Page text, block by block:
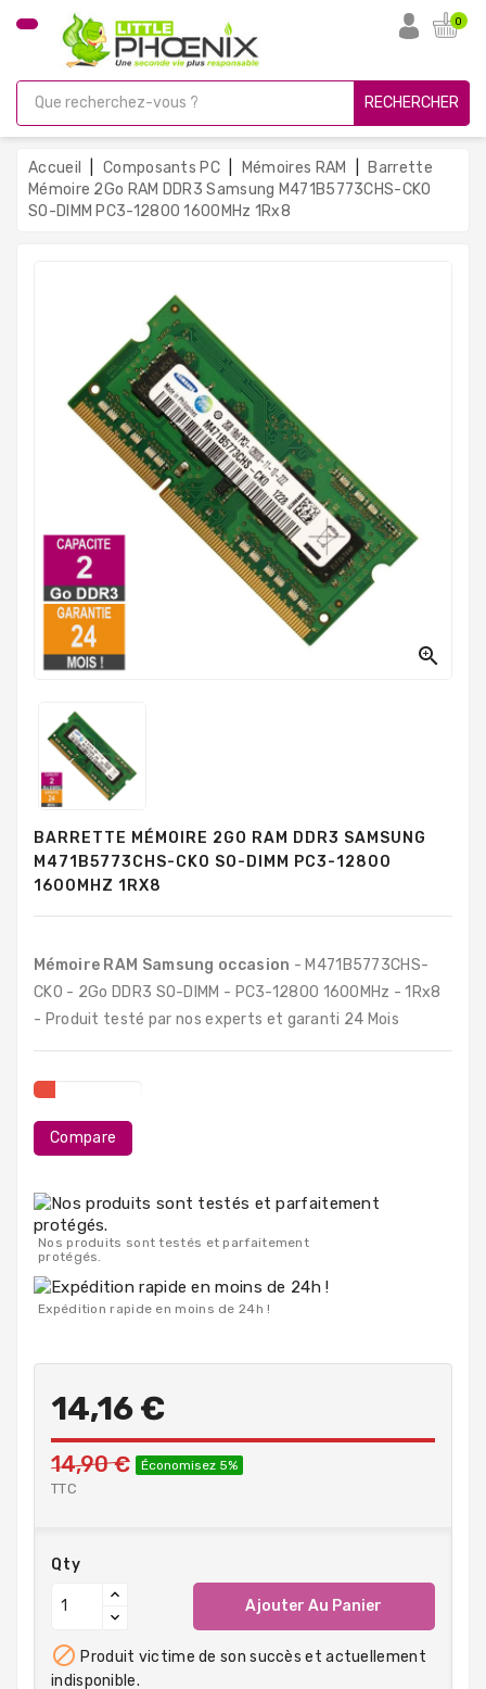
CATÉGORIE
Gamer
Unités
Centrales
Reconditionnées
Mesure
Tout-
Mémoires
RAM
Durs
Composants
PC
Composants
PC
Portables
Destockage
0
RECHERCHER
Accueil Composants PC Mémoires RAM
Barrette
Mémoire 2Go RAM DDR3 Samsung M471B5773CHS-CK0
SO-DIMM PC3-12800 1600MHz 1Rx8

BARRETTE MÉMOIRE 2GO RAM DDR3 SAMSUNG
M471B5773CHS-CK0 SO-DIMM PC3-12800
1600MHZ 1RX8
Mémoire RAM Samsung occasion - M471B5773CHS-
CK0 - 2Go DDR3 SO-DIMM - PC3-12800 1600MHz - 1Rx8
- Produit testé par nos experts et garanti 24 Mois
Compare
Nos produits sont testés et parfaitement
protégés.
Expédition rapide en moins de 24h !
14,16 €
14,90 € Économisez 5%
TTC
Qty
Ajouter Au Panier
 Produit victime de son succès et actuellement
indisponible.